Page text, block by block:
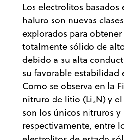
Los electrolitos basados
haluro son nuevas
explorados para obtener
totalmente sólido de
debido a su alta
su favorable estabilidad
Como se observa en la
nitruro de litio (Li₃N) y el
son los únicos nitruros y
respectivamente, entre